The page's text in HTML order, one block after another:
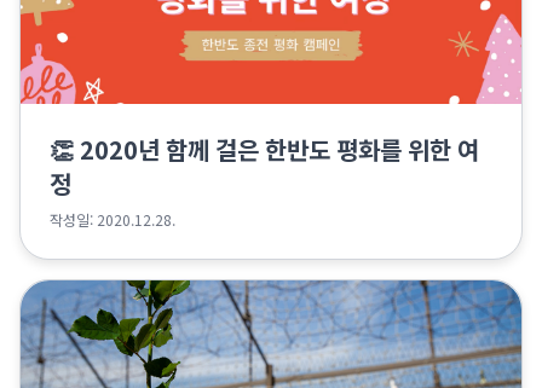
👏 2020년 함께 걸은 한반도 평화를 위한 여
정
작성일: 2020.12.28.